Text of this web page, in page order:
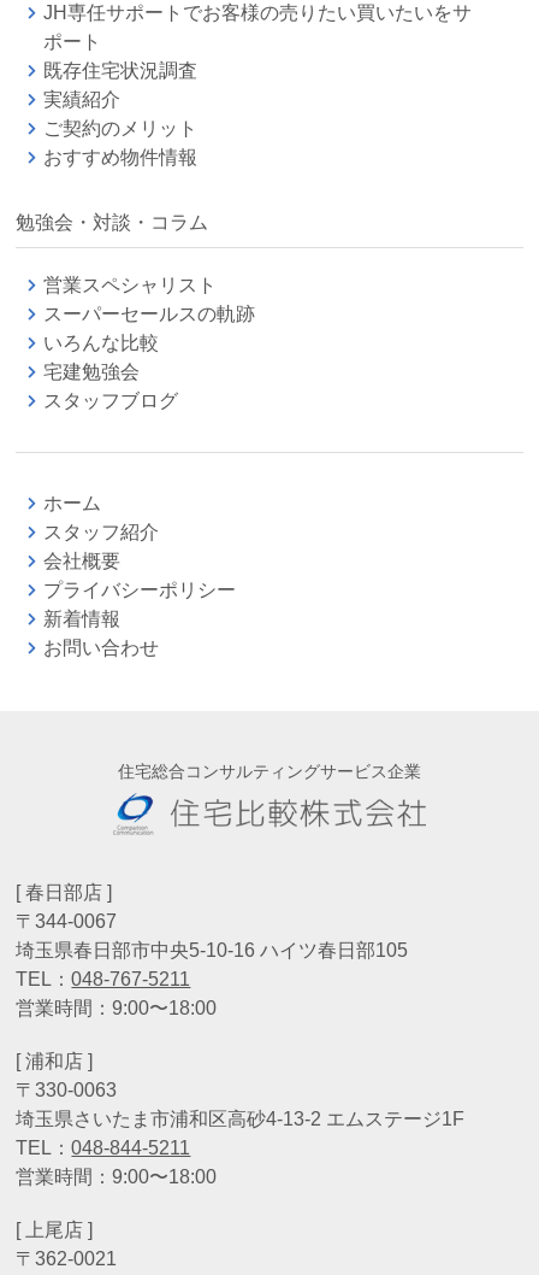
JH専任サポートでお客様の売りたい買いたいをサ
ポート
既存住宅状況調査
実績紹介
ご契約のメリット
おすすめ物件情報
勉強会・対談・コラム
営業スペシャリスト
スーパーセールスの軌跡
いろんな比較
宅建勉強会
スタッフブログ
ホーム
スタッフ紹介
会社概要
プライバシーポリシー
新着情報
お問い合わせ
住宅総合コンサルティングサービス企業
[ 春日部店 ]
〒344-0067
埼玉県春日部市中央5-10-16 ハイツ春日部105
TEL：048-767-5211
営業時間：9:00〜18:00
[ 浦和店 ]
〒330-0063
埼玉県さいたま市浦和区高砂4-13-2 エムステージ1F
TEL：048-844-5211
営業時間：9:00〜18:00
[ 上尾店 ]
〒362-0021